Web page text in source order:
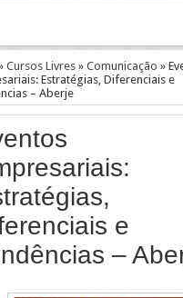
Cursos Livres » Comunicação »
Estratégias, Diferenciais e
– Aberje
e
–